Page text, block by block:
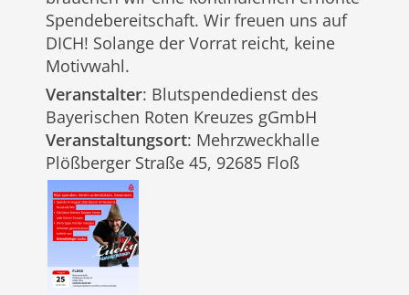
Spendebereitschaft. Wir freuen uns auf
DICH! Solange der Vorrat reicht, keine
Motivwahl.
Veranstalter: Blutspendedienst des
Bayerischen Roten Kreuzes gGmbH
Veranstaltungsort: Mehrzweckhalle
Plößberger Straße 45, 92685 Floß